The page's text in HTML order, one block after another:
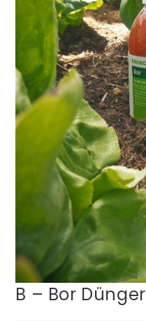
B – Bor Dünger